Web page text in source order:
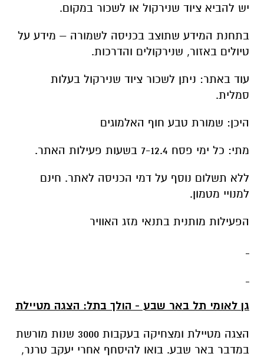
יש להביא ציוד שנירקול או לשכור במקום.
בתחנת המידע שתוצב בכניסה לשמורה – מידע על
טיולים באזור, שנירקולים והדרכות.
עוד באתר: ניתן לשכור ציוד שנירקול בעלות
סמלית.
היכן: שמורת טבע חוף האלמוגים
מתי: כל ימי פסח 7-12.4 בשעות פעילות האתר.
ללא תשלום נוסף על דמי הכניסה לאתר. חינם
למנויי מטמון.
הפעילות מותנית בתנאי מזג האוויר
גן לאומי תל באר שבע - הולך בתל: הצגה מטיילת
הצגה מטיילת ומצחיקה בעקבות 3000 שנות מורשת
במדבר באר שבע. בואו להיסחף אחרי יעקב טרנר,